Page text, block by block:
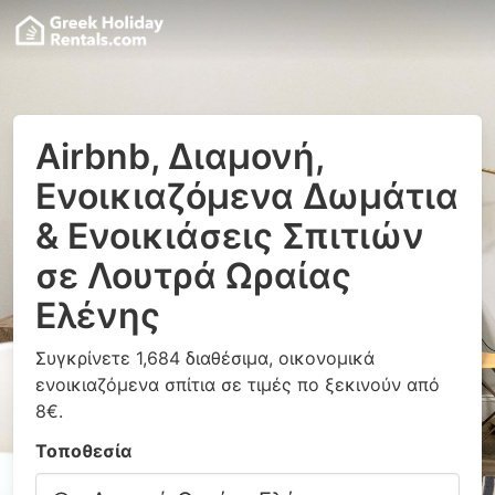
Airbnb, Διαμονή,
Ενοικιαζόμενα Δωμάτια
& Ενοικιάσεις Σπιτιών
σε Λουτρά Ωραίας
Ελένης
Συγκρίνετε 1,684 διαθέσιμα, οικονομικά
ενοικιαζόμενα σπίτια σε τιμές πο ξεκινούν από
8€.
Τοποθεσία